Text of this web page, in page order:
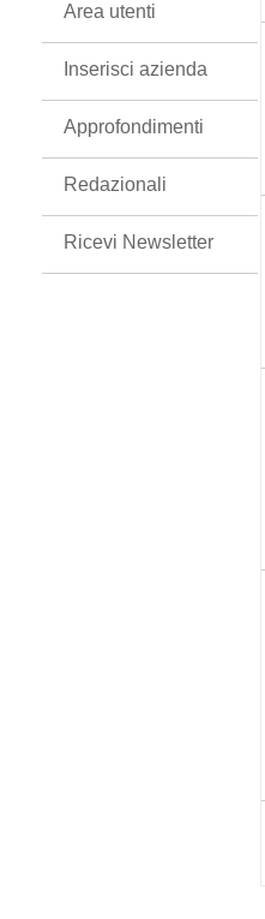
Area utenti
Inserisci azienda
Approfondimenti
Redazionali
Ricevi Newsletter